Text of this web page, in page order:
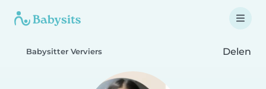
Babysitter Verviers Delen